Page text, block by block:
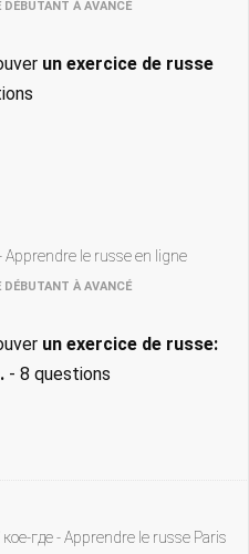
DÉBUTANT À AVANCÉ
un exercice de russe
Apprendre le russe en ligne
DÉBUTANT À AVANCÉ
un exercice de russe:
- 8 questions
где - Apprendre le russe Paris